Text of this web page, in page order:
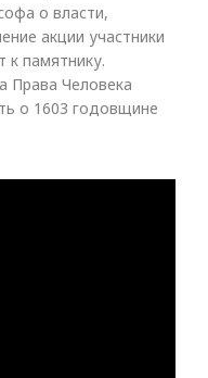
о власти,
акции участники
к памятнику.
Права Человека
о 1603 годовщине